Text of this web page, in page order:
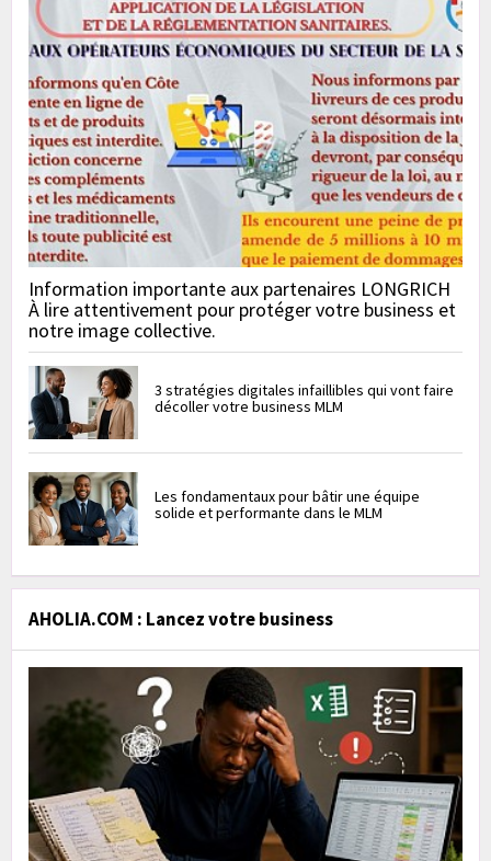
Information importante aux partenaires LONGRICH
À lire attentivement pour protéger votre business et
notre image collective.
3 stratégies digitales infaillibles qui vont faire
décoller votre business MLM
Les fondamentaux pour bâtir une équipe
solide et performante dans le MLM
AHOLIA.COM : Lancez votre business